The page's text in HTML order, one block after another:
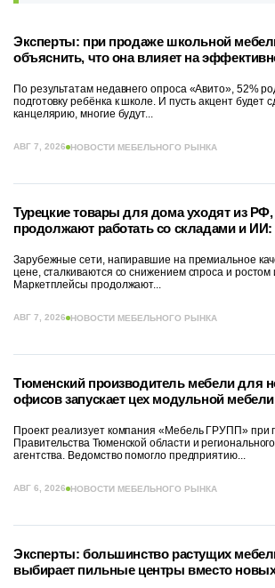
Эксперты: при продаже школьной
объяснить, что она влияет на
По результатам недавнего опроса «Авито», 52%
подготовку ребёнка к школе. И пусть акцент будет
канцелярию, многие будут...
АВГ 7, 2026 НОВОСТИ МЕБЕЛЬНОГО РЫНКА
Турецкие товары для дома уходят из
продолжают работать со складами и ИИ:
Зарубежные сети, напиравшие на премиальное
цене, сталкиваются со снижением спроса и ростом
Маркетплейсы продолжают...
АВГ 7, 2026 НОВОСТИ МЕБЕЛЬНОГО РЫНКА
Тюменский производитель мебели для
офисов запускает цех модульной мебели
Проект реализует компания «Мебель ГРУПП» при
Правительства Тюменской области и
агентства. Ведомство помогло предприятию...
АВГ 6, 2026 НОВОСТИ МЕБЕЛЬНОГО РЫНКА
Эксперты: большинство растущих
выбирает пильные центры вместо